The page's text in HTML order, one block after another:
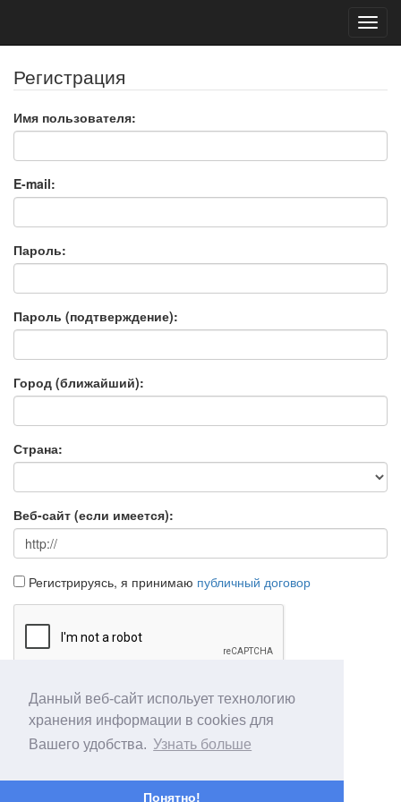
Данный веб-сайт испольует технологию
хранения информации в cookies для
Вашего удобства. Узнать больше
Понятно!
Регистрация
Имя пользователя:
E-mail:
Пароль:
Пароль (подтверждение):
Город (ближайший):
Страна:
Веб-сайт (если имеется):
Регистрируясь, я принимаю публичный договор
Продолжить Отмена